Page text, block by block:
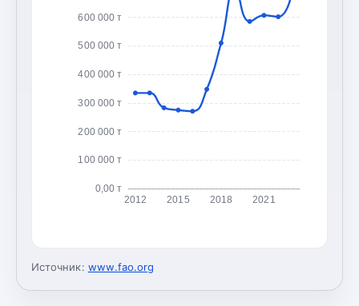
0,00 т
100 000 т
200 000 т
300 000 т
400 000 т
500 000 т
600 000 т
2012 2015 2018 2021
Источник: www.fao.org